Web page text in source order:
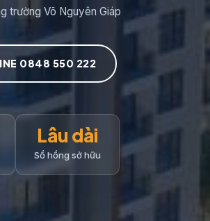
trường Võ Nguyên Giáp
0848 550 222
Lâu dài
Sổ hồng sở hữu